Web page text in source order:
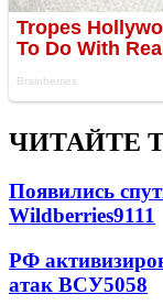
ЧИТАЙТЕ
Появились
Wildberries9111
РФ
атак ВСУ5058